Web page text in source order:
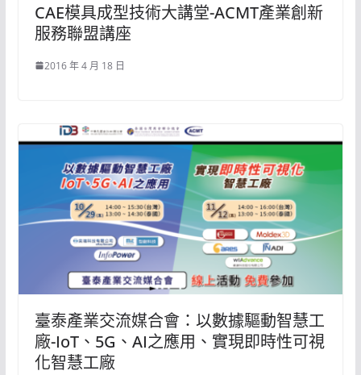
CAE模具成型技術大講堂-ACMT產業創新
服務聯盟講座
2016 年 4 月 18 日
臺泰產業交流媒合會：以數據驅動智慧工
廠-IoT、5G、AI之應用、實現即時性可視
化智慧工廠